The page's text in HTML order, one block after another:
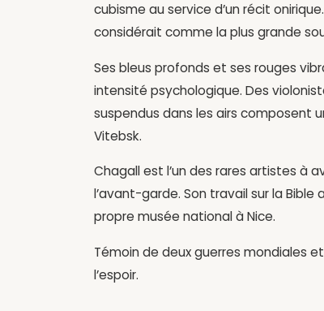
cubisme au service d’un récit
considérait comme la plus grande
Ses bleus profonds et ses rouges
intensité psychologique. Des
suspendus dans les airs composent
Vitebsk.
Chagall est l’un des rares artistes à
l’avant-garde. Son travail sur la
propre musée national à Nice.
Témoin de deux guerres mondiales
l’espoir.